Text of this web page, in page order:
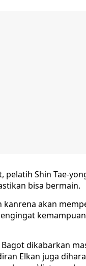
pelatih Shin Tae-
bisa bermain.
akan
dikabarkan
Elkan juga